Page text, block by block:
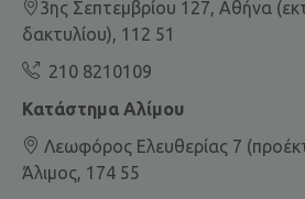
3ης Σεπτεμβρίου 127, Αθήνα
δακτυλίου), 112 51
210 8210109
Κατάστημα Αλίμου
Λεωφόρος Ελευθερίας 7
Άλιμος, 174 55